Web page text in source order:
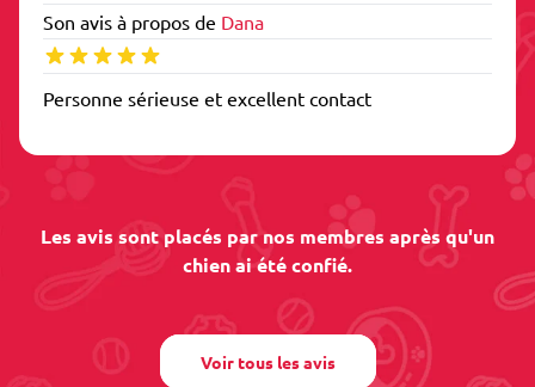
Son avis à propos de Dana
Personne sérieuse et excellent contact
Les avis sont placés par nos membres après qu'un
chien ai été confié.
Voir tous les avis